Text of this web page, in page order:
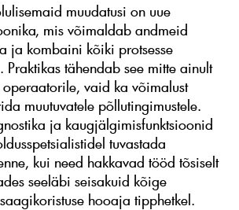
muudatusi on uue
mis võimaldab andmeid
ja kombaini kõiki protsesse
Praktikas tähendab see mitte ainult
vaid ka võimalust
muutuvatele põllutingimustele.
ja kaugjälgimisfunktsioonid
tuvastada
kui need hakkavad tööd tõsiselt
seeläbi seisakuid kõige
hooaja tipphetkel.